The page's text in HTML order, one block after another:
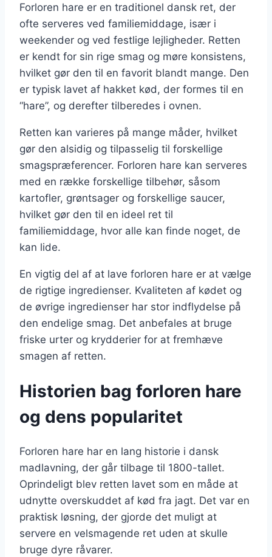
Forloren hare er en traditionel dansk ret, der
ofte serveres ved familiemiddage, især i
weekender og ved festlige lejligheder. Retten
er kendt for sin rige smag og møre konsistens,
hvilket gør den til en favorit blandt mange. Den
er typisk lavet af hakket kød, der formes til en
“hare”, og derefter tilberedes i ovnen.
Retten kan varieres på mange måder, hvilket
gør den alsidig og tilpasselig til forskellige
smagspræferencer. Forloren hare kan serveres
med en række forskellige tilbehør, såsom
kartofler, grøntsager og forskellige saucer,
hvilket gør den til en ideel ret til
familiemiddage, hvor alle kan finde noget, de
kan lide.
En vigtig del af at lave forloren hare er at vælge
de rigtige ingredienser. Kvaliteten af kødet og
de øvrige ingredienser har stor indflydelse på
den endelige smag. Det anbefales at bruge
friske urter og krydderier for at fremhæve
smagen af retten.
Historien bag forloren hare
og dens popularitet
Forloren hare har en lang historie i dansk
madlavning, der går tilbage til 1800-tallet.
Oprindeligt blev retten lavet som en måde at
udnytte overskuddet af kød fra jagt. Det var en
praktisk løsning, der gjorde det muligt at
servere en velsmagende ret uden at skulle
bruge dyre råvarer.